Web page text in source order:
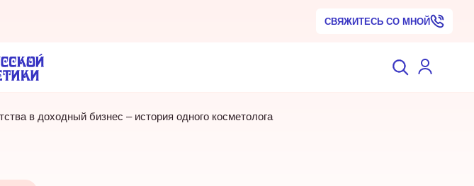
СВЯЖИТЕСЬ СО МНОЙ
в доходный бизнес – история одного косметолога